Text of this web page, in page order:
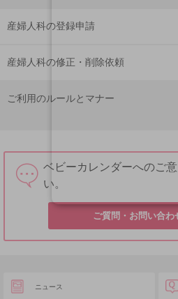
産婦人科の登録申請
産婦人科の修正・削除依頼
ご利用のルールとマナー
ベビーカレンダーへのご
い。
ご質問・お問い合わ
ニュース